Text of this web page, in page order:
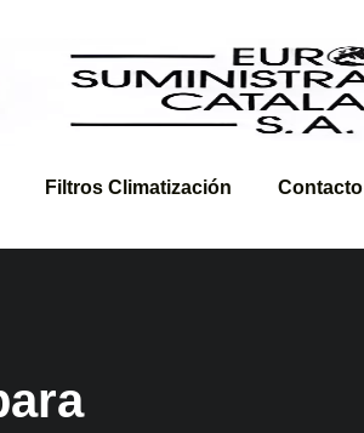
Filtros Climatización Contacto